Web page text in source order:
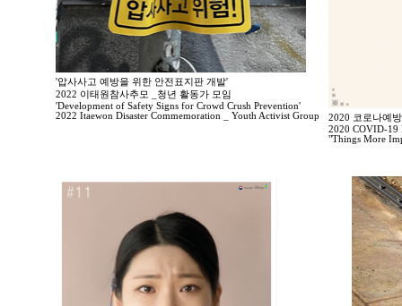
'압사사고 예방을 위한 안전표지판 개발'
2022 이태원참사추모 _청년 활동가 모임
'Development of Safety Signs for Crowd Crush Prevention'
2022 Itaewon Disaster Commemoration _ Youth Activist Group
2020 코로나예
2020 COVID-19
"Things More